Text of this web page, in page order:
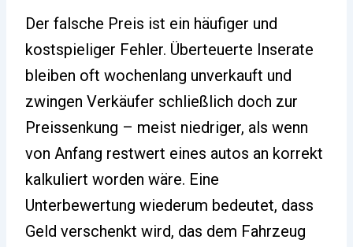
Der falsche Preis ist ein häufiger und
kostspieliger Fehler. Überteuerte Inserate
bleiben oft wochenlang unverkauft und
zwingen Verkäufer schließlich doch zur
Preissenkung – meist niedriger, als wenn
von Anfang restwert eines autos an korrekt
kalkuliert worden wäre. Eine
Unterbewertung wiederum bedeutet, dass
Geld verschenkt wird, das dem Fahrzeug